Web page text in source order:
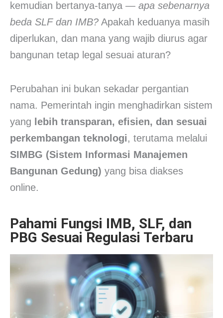
kemudian bertanya-tanya — apa sebenarnya
beda SLF dan IMB? Apakah keduanya masih
diperlukan, dan mana yang wajib diurus agar
bangunan tetap legal sesuai aturan?
Perubahan ini bukan sekadar pergantian
nama. Pemerintah ingin menghadirkan sistem
yang lebih transparan, efisien, dan sesuai
perkembangan teknologi, terutama melalui
SIMBG (Sistem Informasi Manajemen
Bangunan Gedung) yang bisa diakses
online.
Pahami Fungsi IMB, SLF, dan
PBG Sesuai Regulasi Terbaru